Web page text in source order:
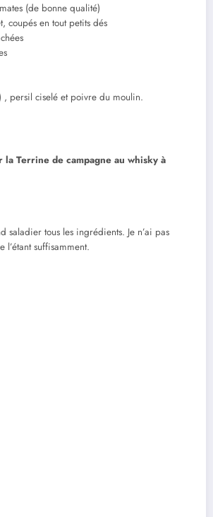
(de bonne qualité)
coupés en tout petits dés
, persil ciselé et poivre du moulin.
la Terrine de campagne au whisky à
saladier tous les ingrédients. Je n’ai pas
l’étant suffisamment.